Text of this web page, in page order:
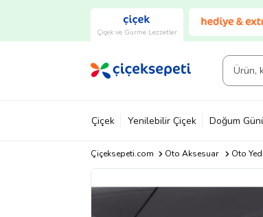
Çiçek ve Gurme Lezzetler
Çiçek Yenilebilir Çiçek Doğum
Çiçeksepeti.com Oto Aksesuar Oto